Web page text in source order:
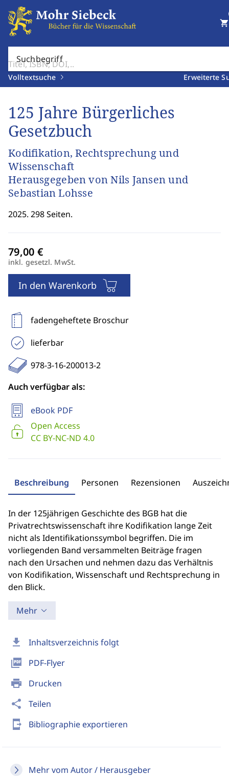
Suchbegriff
Volltextsuche Erweiterte
shopping_cart
download Inhaltsverzeichnis folgt
picture_as_pdf PDF-Flyer
print Drucken
share Teilen
send_to_mobile Bibliographie exportieren
Mehr vom Autor / Herausgeber
125 Jahre Bürgerliches
Gesetzbuch
Kodifikation, Rechtsprechung und
Wissenschaft
Herausgegeben von Nils Jansen und
Sebastian Lohsse
2025. 298 Seiten.
inkl. gesetzl. MwSt.
In den Warenkorb
fadengeheftete Broschur
lieferbar
978-3-16-200013-2
Auch verfügbar als:
eBook PDF
Open Access
CC BY-NC-ND 4.0
Beschreibung Personen Rezensionen
In der 125jährigen Geschichte des BGB hat die
Privatrechtswissenschaft ihre Kodifikation lange Zeit
nicht als Identifikationssymbol begriffen. Die im
vorliegenden Band versammelten Beiträge fragen
nach den Ursachen und nehmen dazu das Verhältnis
von Kodifikation, Wissenschaft und Rechtsprechung in
den Blick.
Mehr